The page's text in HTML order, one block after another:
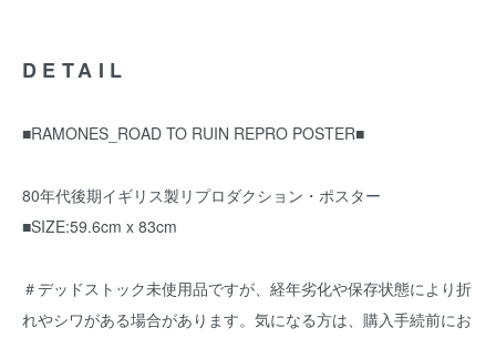
DETAIL
■RAMONES_ROAD TO RUIN REPRO POSTER■
80年代後期イギリス製リプロダクション・ポスター
■SIZE:59.6cm x 83cm
＃デッドストック未使用品ですが、経年劣化や保存状態により折
れやシワがある場合があります。気になる方は、購入手続前にお